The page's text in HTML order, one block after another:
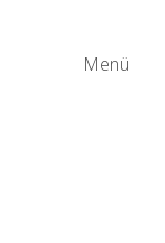
Menü